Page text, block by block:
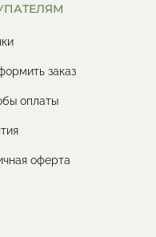
заказ
оплаты
оферта